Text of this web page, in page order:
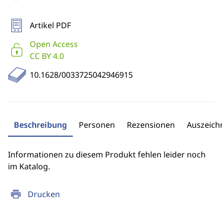
print Drucken
Artikel PDF
Open Access
CC BY 4.0
10.1628/0033725042946915
Beschreibung Personen Rezensionen
Informationen zu diesem Produkt fehlen leider noch
im Katalog.